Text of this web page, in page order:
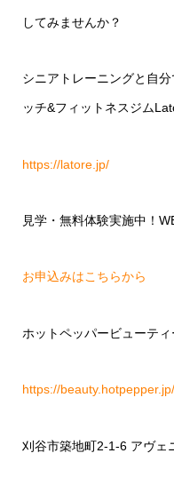
してみませんか？
シニアトレーニングと自分
ッチ&フィットネスジム
https://latore.jp/
見学・無料体験実施中！
お申込みはこちらから
ホットペッパービューテ
https://
刈谷市築地町2-1-6 アヴェ